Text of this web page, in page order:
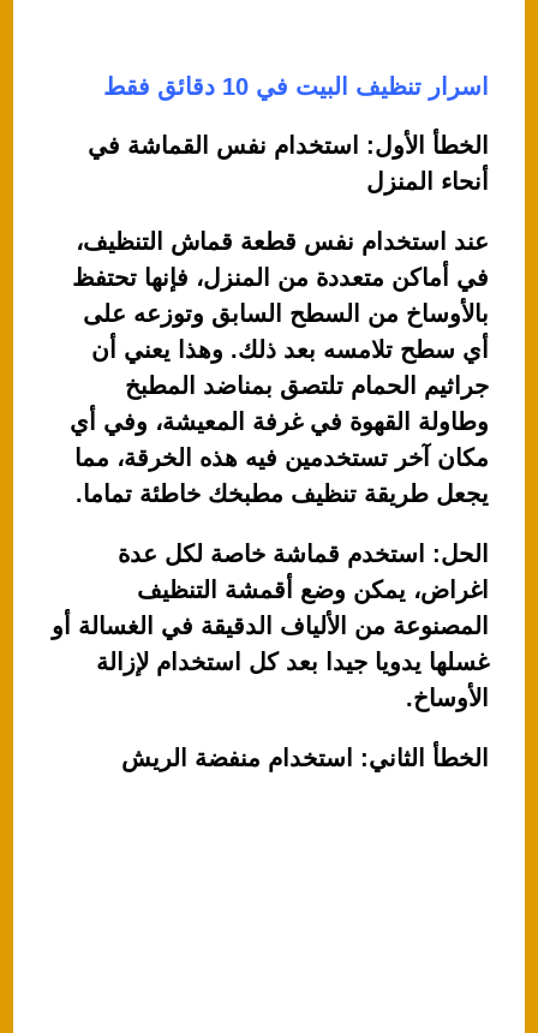
اسرار تنظيف البيت في 10 دقائق فقط
الخطأ الأول: استخدام نفس القماشة في
أنحاء المنزل
عند استخدام نفس قطعة قماش التنظيف،
في أماكن متعددة من المنزل، فإنها تحتفظ
بالأوساخ من السطح السابق وتوزعه على
أي سطح تلامسه بعد ذلك. وهذا يعني أن
جراثيم الحمام تلتصق بمناضد المطبخ
وطاولة القهوة في غرفة المعيشة، وفي أي
مكان آخر تستخدمين فيه هذه الخرقة، مما
يجعل طريقة تنظيف مطبخك خاطئة تماما.
الحل: استخدم قماشة خاصة لكل عدة
اغراض، يمكن وضع أقمشة التنظيف
المصنوعة من الألياف الدقيقة في الغسالة أو
غسلها يدويا جيدا بعد كل استخدام لإزالة
الأوساخ.
الخطأ الثاني: استخدام منفضة الريش